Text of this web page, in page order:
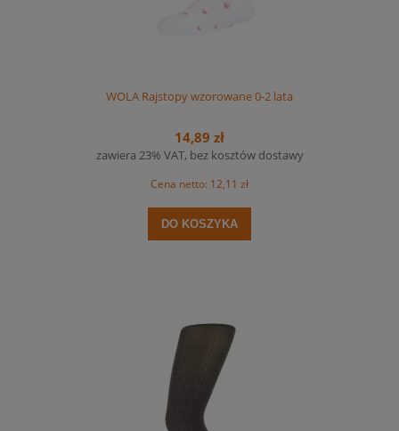
WOLA Rajstopy wzorowane 0-2 lata
14,89 zł
zawiera 23% VAT, bez kosztów dostawy
Cena netto: 12,11 zł
DO KOSZYKA